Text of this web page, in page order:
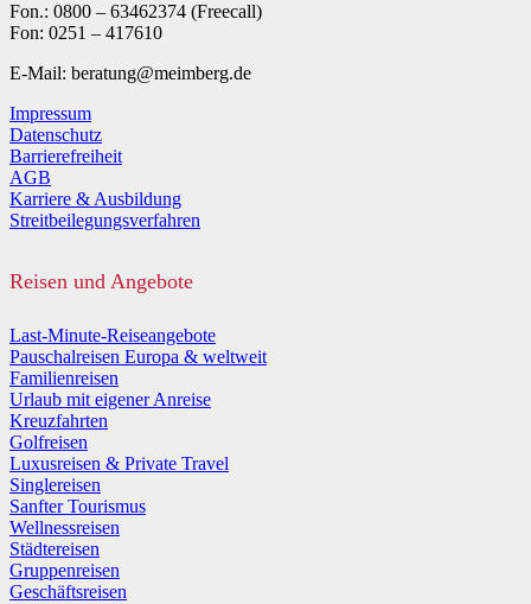
Fon.: 0800 – 63462374 (Freecall)
Fon: 0251 – 417610
E-Mail: beratung@meimberg.de
Impressum
Datenschutz
Barrierefreiheit
AGB
Karriere & Ausbildung
Streitbeilegungsverfahren
Reisen und Angebote
Last-Minute-Reiseangebote
Pauschalreisen Europa & weltweit
Familienreisen
Urlaub mit eigener Anreise
Kreuzfahrten
Golfreisen
Luxusreisen & Private Travel
Singlereisen
Sanfter Tourismus
Wellnessreisen
Städtereisen
Gruppenreisen
Geschäftsreisen